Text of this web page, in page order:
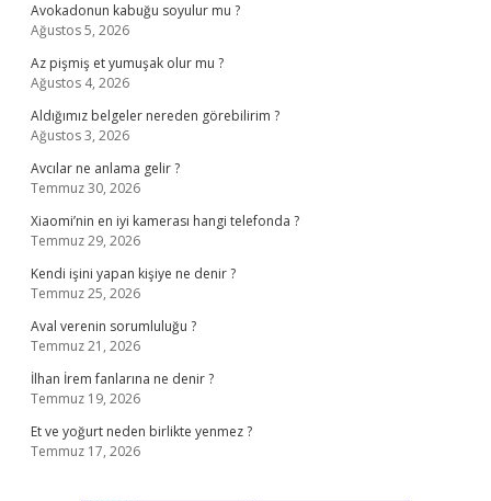
Avokadonun kabuğu soyulur mu ?
Ağustos 5, 2026
Az pişmiş et yumuşak olur mu ?
Ağustos 4, 2026
Aldığımız belgeler nereden görebilirim ?
Ağustos 3, 2026
Avcılar ne anlama gelir ?
Temmuz 30, 2026
Xiaomi’nin en iyi kamerası hangi telefonda ?
Temmuz 29, 2026
Kendi işini yapan kişiye ne denir ?
Temmuz 25, 2026
Aval verenin sorumluluğu ?
Temmuz 21, 2026
İlhan İrem fanlarına ne denir ?
Temmuz 19, 2026
Et ve yoğurt neden birlikte yenmez ?
Temmuz 17, 2026